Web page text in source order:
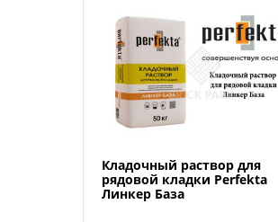
Кладочный раствор для
рядовой кладки Perfekta
Линкер База